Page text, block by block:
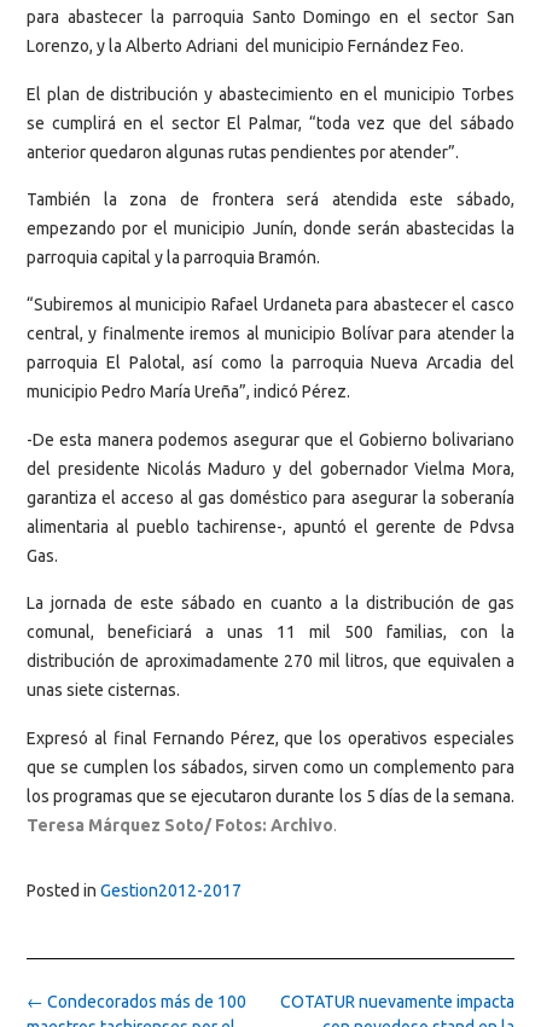
para abastecer la parroquia Santo Domingo en el sector San
Lorenzo, y la Alberto Adriani del municipio Fernández Feo.
El plan de distribución y abastecimiento en el municipio Torbes
se cumplirá en el sector El Palmar, “toda vez que del sábado
anterior quedaron algunas rutas pendientes por atender”.
También la zona de frontera será atendida este sábado,
empezando por el municipio Junín, donde serán abastecidas la
parroquia capital y la parroquia Bramón.
“Subiremos al municipio Rafael Urdaneta para abastecer el casco
central, y finalmente iremos al municipio Bolívar para atender la
parroquia El Palotal, así como la parroquia Nueva Arcadia del
municipio Pedro María Ureña”, indicó Pérez.
-De esta manera podemos asegurar que el Gobierno bolivariano
del presidente Nicolás Maduro y del gobernador Vielma Mora,
garantiza el acceso al gas doméstico para asegurar la soberanía
alimentaria al pueblo tachirense-, apuntó el gerente de Pdvsa
Gas.
La jornada de este sábado en cuanto a la distribución de gas
comunal, beneficiará a unas 11 mil 500 familias, con la
distribución de aproximadamente 270 mil litros, que equivalen a
unas siete cisternas.
Expresó al final Fernando Pérez, que los operativos especiales
que se cumplen los sábados, sirven como un complemento para
los programas que se ejecutaron durante los 5 días de la semana.
Teresa Márquez Soto/ Fotos: Archivo.
Posted in Gestion2012-2017
Post
COTATUR nuevamente impacta
← Condecorados más de 100